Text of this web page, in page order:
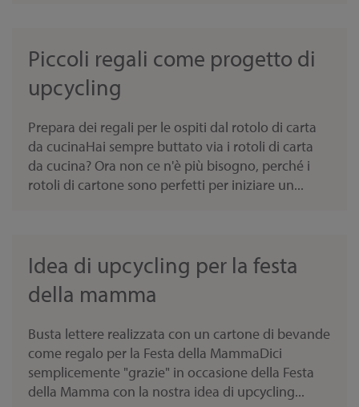
Piccoli regali come progetto di
upcycling
Prepara dei regali per le ospiti dal rotolo di carta
da cucinaHai sempre buttato via i rotoli di carta
da cucina? Ora non ce n'è più bisogno, perché i
rotoli di cartone sono perfetti per iniziare un...
Idea di upcycling per la festa
della mamma
Busta lettere realizzata con un cartone di bevande
come regalo per la Festa della MammaDici
semplicemente "grazie" in occasione della Festa
della Mamma con la nostra idea di upcycling...